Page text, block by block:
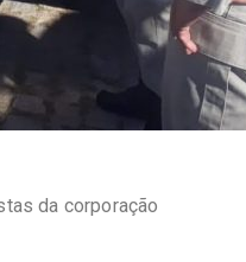
da corporação